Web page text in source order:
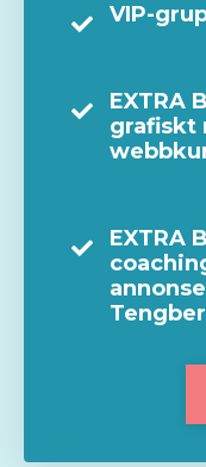
VIP-
EXTRA
grafiskt
EXTRA